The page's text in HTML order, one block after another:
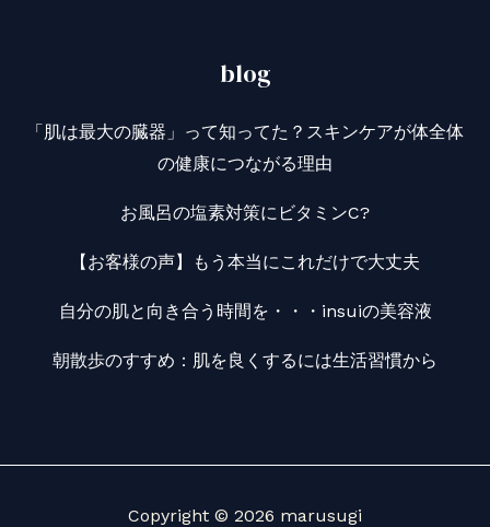
blog
「肌は最大の臓器」って知ってた？スキンケアが体全体
の健康につながる理由
お風呂の塩素対策にビタミンC?
【お客様の声】もう本当にこれだけで大丈夫
自分の肌と向き合う時間を・・・insuiの美容液
朝散歩のすすめ：肌を良くするには生活習慣から
Copyright © 2026 marusugi